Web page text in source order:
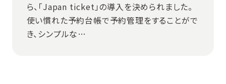
ら、「Japan ticket」の導入を決められました。
使い慣れた予約台帳で予約管理をすることがで
き、シンプルな…